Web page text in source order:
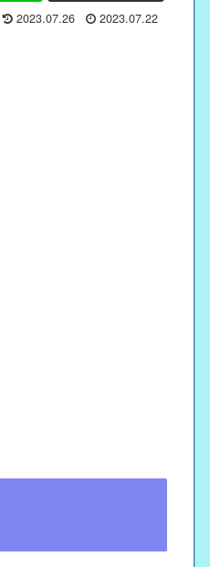
2023.07.26 2023.07.22